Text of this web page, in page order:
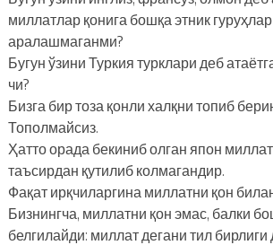
миллатлар қонига бошқа этник
аралашмаганми?
Бугун ўзини Туркия турклари деб
чи?
Бизга бир тоза қонли халқни топиб
Тополмайсиз.
Ҳатто орада бекиниб олган япон
таъсирдан қутилиб колмагандир.
Фақат ирқчиларгина миллатни қон
Бизнингча, миллатни қон эмас, балки
белгилайди: миллат дегани тил